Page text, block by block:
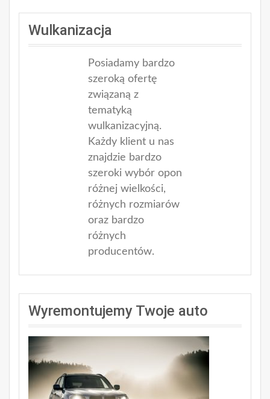
Wulkanizacja
Posiadamy bardzo
szeroką ofertę
związaną z
tematyką
wulkanizacyjną.
Każdy klient u nas
znajdzie bardzo
szeroki wybór opon
różnej wielkości,
różnych rozmiarów
oraz bardzo
różnych
producentów.
Wyremontujemy Twoje auto